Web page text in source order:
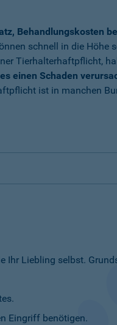
Behandlungskosten
schnell in die Höhe
Tierhalterhaftpflicht,
einen Schaden
ist in manchen
Ihr Liebling selbst.
Eingriff benötigen.